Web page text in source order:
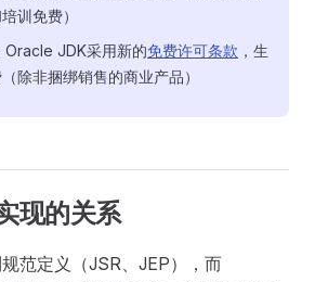
训免费）
Oracle JDK采用新的免费许可条款 ，生
除非捆绑销售的商业产品）
现的关系
范定义（JSR、JEP），而